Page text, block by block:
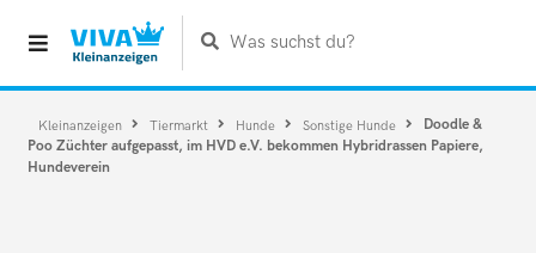
Was suchst du?
Kleinanzeigen Tiermarkt Hunde Sonstige Hunde
Doodle &
Poo Züchter aufgepasst, im HVD e.V. bekommen Hybridrassen Papiere,
Hundeverein